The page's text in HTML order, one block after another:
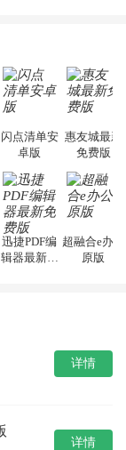
闪点清单安
卓版
惠友城最新
免费版
迅捷PDF编
辑器最新免
超融合e办公
原版
详情
详情